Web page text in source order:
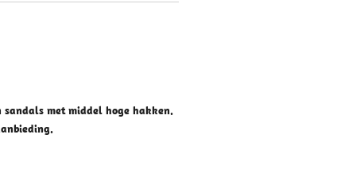
sandals met middel hoge hakken.